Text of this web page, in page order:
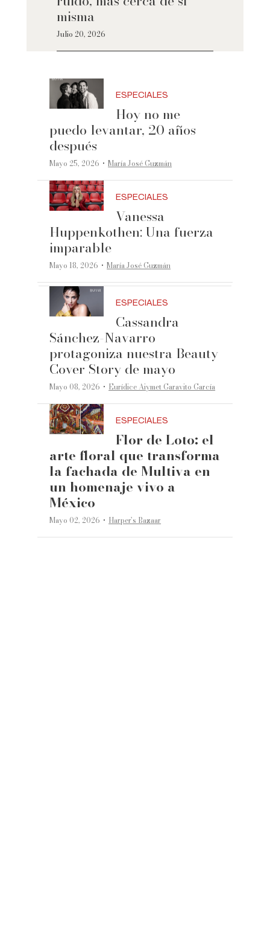
misma
Julio 20, 2026
ESPECIALES
Hoy no me
puedo levantar, 20 años
después
Mayo 25, 2026 ·María José Guzmán
ESPECIALES
Vanessa
Huppenkothen: Una fuerza
imparable
Mayo 18, 2026 ·María José Guzmán
ESPECIALES
Cassandra
Sánchez-Navarro
protagoniza nuestra Beauty
Cover Story de mayo
Mayo 08, 2026 ·Eurídice Aiymet Garavito García
ESPECIALES
Flor de Loto: el
arte floral que transforma
la fachada de Multiva en
un homenaje vivo a
México
Mayo 02, 2026 ·Harper’s Bazaar